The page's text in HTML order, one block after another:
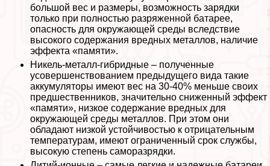
большой вес и размеры, возможность зарядки
только при полностью разряженной батарее,
опасность для окружающей среды вследствие
высокого содержания вредных металлов, наличие
эффекта «памяти».
Никель-металл-гибридные – полученные
усовершенствованием предыдущего вида такие
аккумуляторы имеют вес на 30-40% меньше своих
предшественников, значительно сниженный эффект
«памяти», низкое содержание вредных для
окружающей среды металлов. При этом они
обладают низкой устойчивостью к отрицательным
температурам, имеют ограниченный срок службы,
высокую степень саморазрядки.